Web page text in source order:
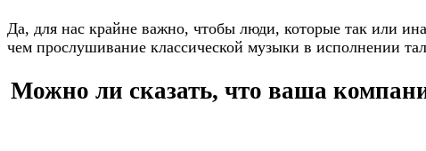
Да, для нас крайне важно, чтобы люди, которые так или
чем прослушивание классической музыки в исполнении
Можно ли сказать, что ваша